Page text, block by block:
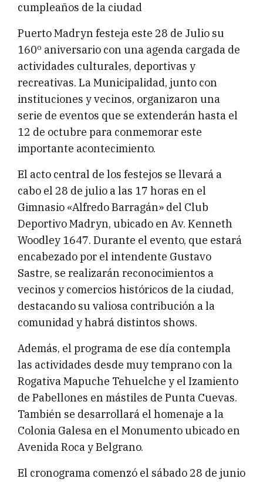
cumpleaños de la ciudad
Puerto Madryn festeja este 28 de Julio su
160º aniversario con una agenda cargada de
actividades culturales, deportivas y
recreativas. La Municipalidad, junto con
instituciones y vecinos, organizaron una
serie de eventos que se extenderán hasta el
12 de octubre para conmemorar este
importante acontecimiento.
El acto central de los festejos se llevará a
cabo el 28 de julio a las 17 horas en el
Gimnasio «Alfredo Barragán» del Club
Deportivo Madryn, ubicado en Av. Kenneth
Woodley 1647. Durante el evento, que estará
encabezado por el intendente Gustavo
Sastre, se realizarán reconocimientos a
vecinos y comercios históricos de la ciudad,
destacando su valiosa contribución a la
comunidad y habrá distintos shows.
Además, el programa de ese día contempla
las actividades desde muy temprano con la
Rogativa Mapuche Tehuelche y el Izamiento
de Pabellones en mástiles de Punta Cuevas.
También se desarrollará el homenaje a la
Colonia Galesa en el Monumento ubicado en
Avenida Roca y Belgrano.
El cronograma comenzó el sábado 28 de junio